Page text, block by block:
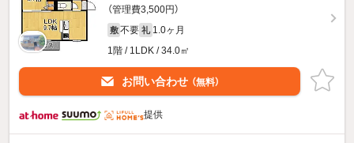
（管理費3,500円）
敷 不要 礼 1.0ヶ月
1階 / 1LDK / 34.0㎡
お問い合わせ （無料）
提供